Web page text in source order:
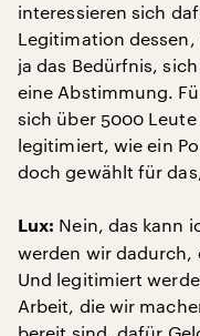
interessieren sich
Legitimation
ja das Bedürfnis,
eine Abstimmung.
sich über 5000
legitimiert, wie ein
doch gewählt für
Lux: Nein, das kann
werden wir dadurch,
Und legitimiert
Arbeit, die wir